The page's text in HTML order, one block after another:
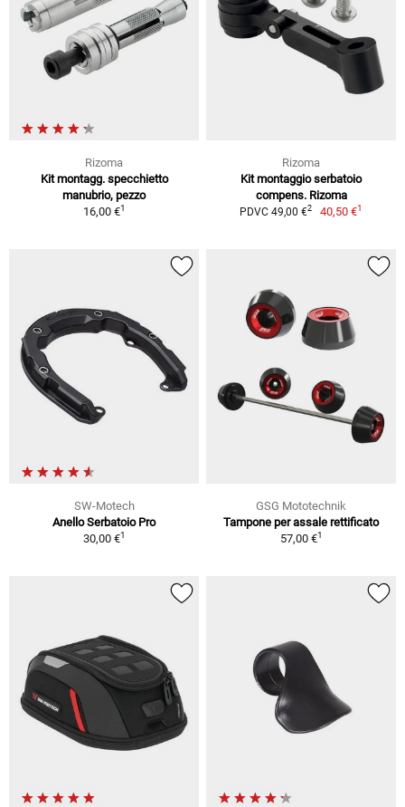
Rizoma
Kit montagg. specchietto
manubrio, pezzo
16,00 €1
Rizoma
Kit montaggio serbatoio
compens. Rizoma
PDVC 49,00 €2 40,50 €1
SW-Motech
Anello Serbatoio Pro
30,00 €1
GSG Mototechnik
Tampone per assale rettificato
57,00 €1